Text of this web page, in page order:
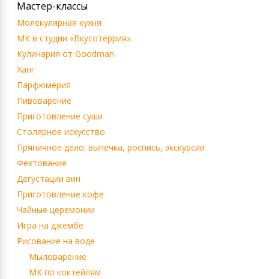
Мастер-классы
Молекулярная кухня
МК в студии «Вкусотеррия»
Кулинария от Goodman
Ханг
Парфюмерия
Пивоварение
Приготовление суши
Столярное искусство
Пряничное дело: выпечка, роспись, экскурсии
Фехтование
Дегустации вин
Приготовление кофе
Чайные церемонии
Игра на джембе
Рисование на воде
Мыловарение
МК по коктейлям